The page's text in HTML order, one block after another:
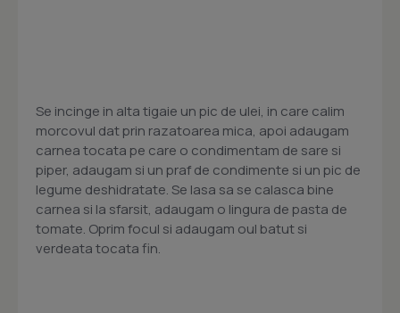
Se incinge in alta tigaie un pic de ulei, in care calim
morcovul dat prin razatoarea mica, apoi adaugam
carnea tocata pe care o condimentam de sare si
piper, adaugam si un praf de condimente si un pic de
legume deshidratate. Se lasa sa se calasca bine
carnea si la sfarsit, adaugam o lingura de pasta de
tomate. Oprim focul si adaugam oul batut si
verdeata tocata fin.